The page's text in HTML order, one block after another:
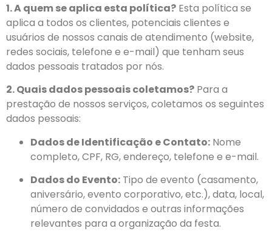
1. A quem se aplica esta política? Esta política se
aplica a todos os clientes, potenciais clientes e
usuários de nossos canais de atendimento (website,
redes sociais, telefone e e-mail) que tenham seus
dados pessoais tratados por nós.
2. Quais dados pessoais coletamos? Para a
prestação de nossos serviços, coletamos os seguintes
dados pessoais:
Dados de Identificação e Contato: Nome
completo, CPF, RG, endereço, telefone e e-mail.
Dados do Evento: Tipo de evento (casamento,
aniversário, evento corporativo, etc.), data, local,
número de convidados e outras informações
relevantes para a organização da festa.